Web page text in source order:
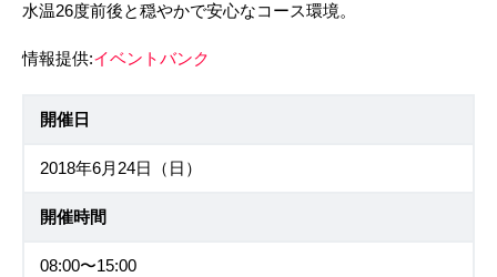
水温26度前後と穏やかで安心なコース環境。
情報提供:イベントバンク
開催日
2018年6月24日（日）
開催時間
08:00〜15:00